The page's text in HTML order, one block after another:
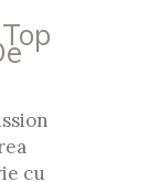
cu